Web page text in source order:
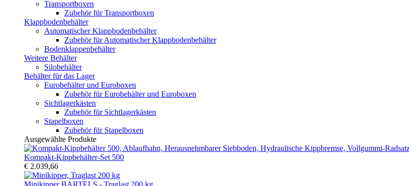
Transportboxen
Zubehör für Transportboxen
Klappbodenbehälter
Automatischer Klappbodenbehälter
Zubehör für Automatischer Klappbodenbehälter
Bodenklappenbehälter
Weitere Behälter
Silobehälter
Behälter für das Lager
Eurobehälter und Euroboxen
Zubehör für Eurobehälter und Euroboxen
Sichtlagerkästen
Zubehör für Sichtlagerkästen
Stapelboxen
Zubehör für Stapelboxen
Ausgewählte Produkte
Kompakt-Kippbehälter-Set 500
€ 2.039,66
Minikipper BARTELS - Traglast 200 kg